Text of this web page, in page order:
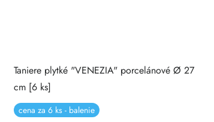
Taniere plytké "VENEZIA" porcelánové Ø 27
cm [6 ks]
cena za 6 ks - balenie